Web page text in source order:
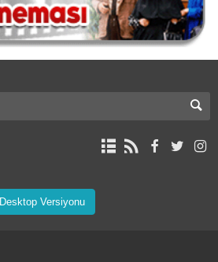
Desktop Versiyonu